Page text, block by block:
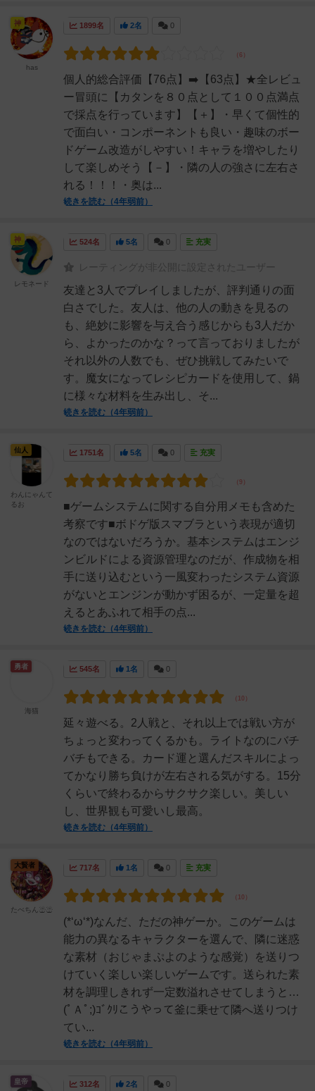
1899名 2名 0
個人的総合評価【76点】➡️【63点】★全レビュ
ー冒頭に【カタンを８０点として１００点満点
で採点を行っています】【＋】・早くて個性的
で面白い・コンポーネントも良い・趣味のボー
ドゲーム改造がしやすい！キャラを増やしたり
して楽しめそう【－】・隣の人の強さに左右さ
れる！！！・奥は...
続きを読む（4年弱前）
神
has
524名 5名 0 充実
レーティングが非公開に設定されたユーザー
友達と3人でプレイしましたが、評判通りの面
白さでした。友人は、他の人の動きを見るの
も、絶妙に影響を与え合う感じからも3人だか
ら、よかったのかな？って言っておりましたが
それ以外の人数でも、ぜひ挑戦してみたいで
す。魔女になってレシピカードを使用して、鍋
に様々な材料を生み出し、そ...
続きを読む（4年弱前）
神
レモネード
1751名 5名 0 充実
■ゲームシステムに関する自分用メモも含めた
考察です■ボドゲ版スマブラという表現が適切
なのではないだろうか。基本システムはエンジ
ンビルドによる資源管理なのだが、作成物を相
手に送り込むという一風変わったシステム資源
がないとエンジンが動かず困るが、一定量を超
えるとあふれて相手の点...
続きを読む（4年弱前）
仙人
わんにゃんて
るお
545名 1名 0
延々遊べる。2人戦と、それ以上では戦い方が
ちょっと変わってくるかも。ライトなのにバチ
バチもできる。カード運と選んだスキルによっ
てかなり勝ち負けが左右される気がする。15分
くらいで終わるからサクサク楽しい。美しい
し、世界観も可愛いし最高。
続きを読む（4年弱前）
勇者
海猫
717名 1名 0 充実
(*‘ω‘*)なんだ、ただの神ゲーか。このゲームは
能力の異なるキャラクターを選んで、隣に迷惑
な素材（おじゃまぷよのような感覚）を送りつ
けていく楽しい楽しいゲームです。送られた素
材を調理しきれず一定数溢れさせてしまうと…
(ﾟＡﾟ;)ｺﾞｸﾘこうやって釜に乗せて隣へ送りつけ
てい...
続きを読む（4年弱前）
大賢者
たべちん☃☃
312名 2名 0
皇帝